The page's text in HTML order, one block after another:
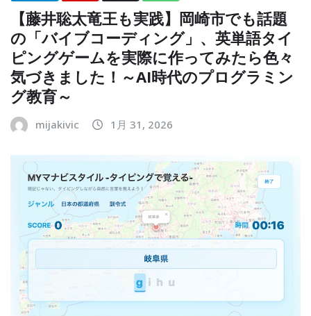
【藤井聡太竜王も実践】岡崎市でも話題
の「バイブコーディング」、英単語タイ
ピングゲームを実際に作ってみたら色々
気づきました！～AI時代のプログラミン
グ教育～
mijakivic 1月 31, 2026